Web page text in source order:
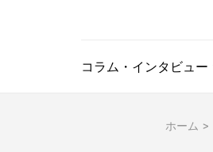
コラム・インタビュー
ホーム >